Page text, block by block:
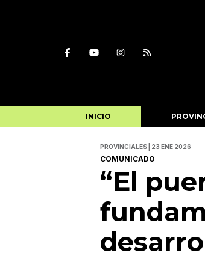
INICIO
PROVINCIALES | 23 ENE 2026
COMUNICADO
“El